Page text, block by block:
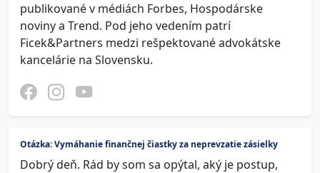
publikované v médiách Forbes, Hospodárske
noviny a Trend. Pod jeho vedením patrí
Ficek&Partners medzi rešpektované advokátske
kancelárie na Slovensku.
Otázka: Vymáhanie finančnej čiastky za neprevzatie zásielky
Dobrý deň. Rád by som sa opýtal, aký je postup,